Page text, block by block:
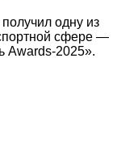
одну из
сфере —
Awards-2025».